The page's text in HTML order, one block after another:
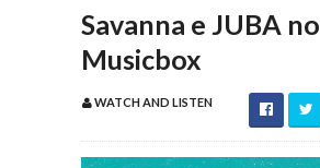
Savanna e JUBA no
Musicbox
WATCH AND LISTEN